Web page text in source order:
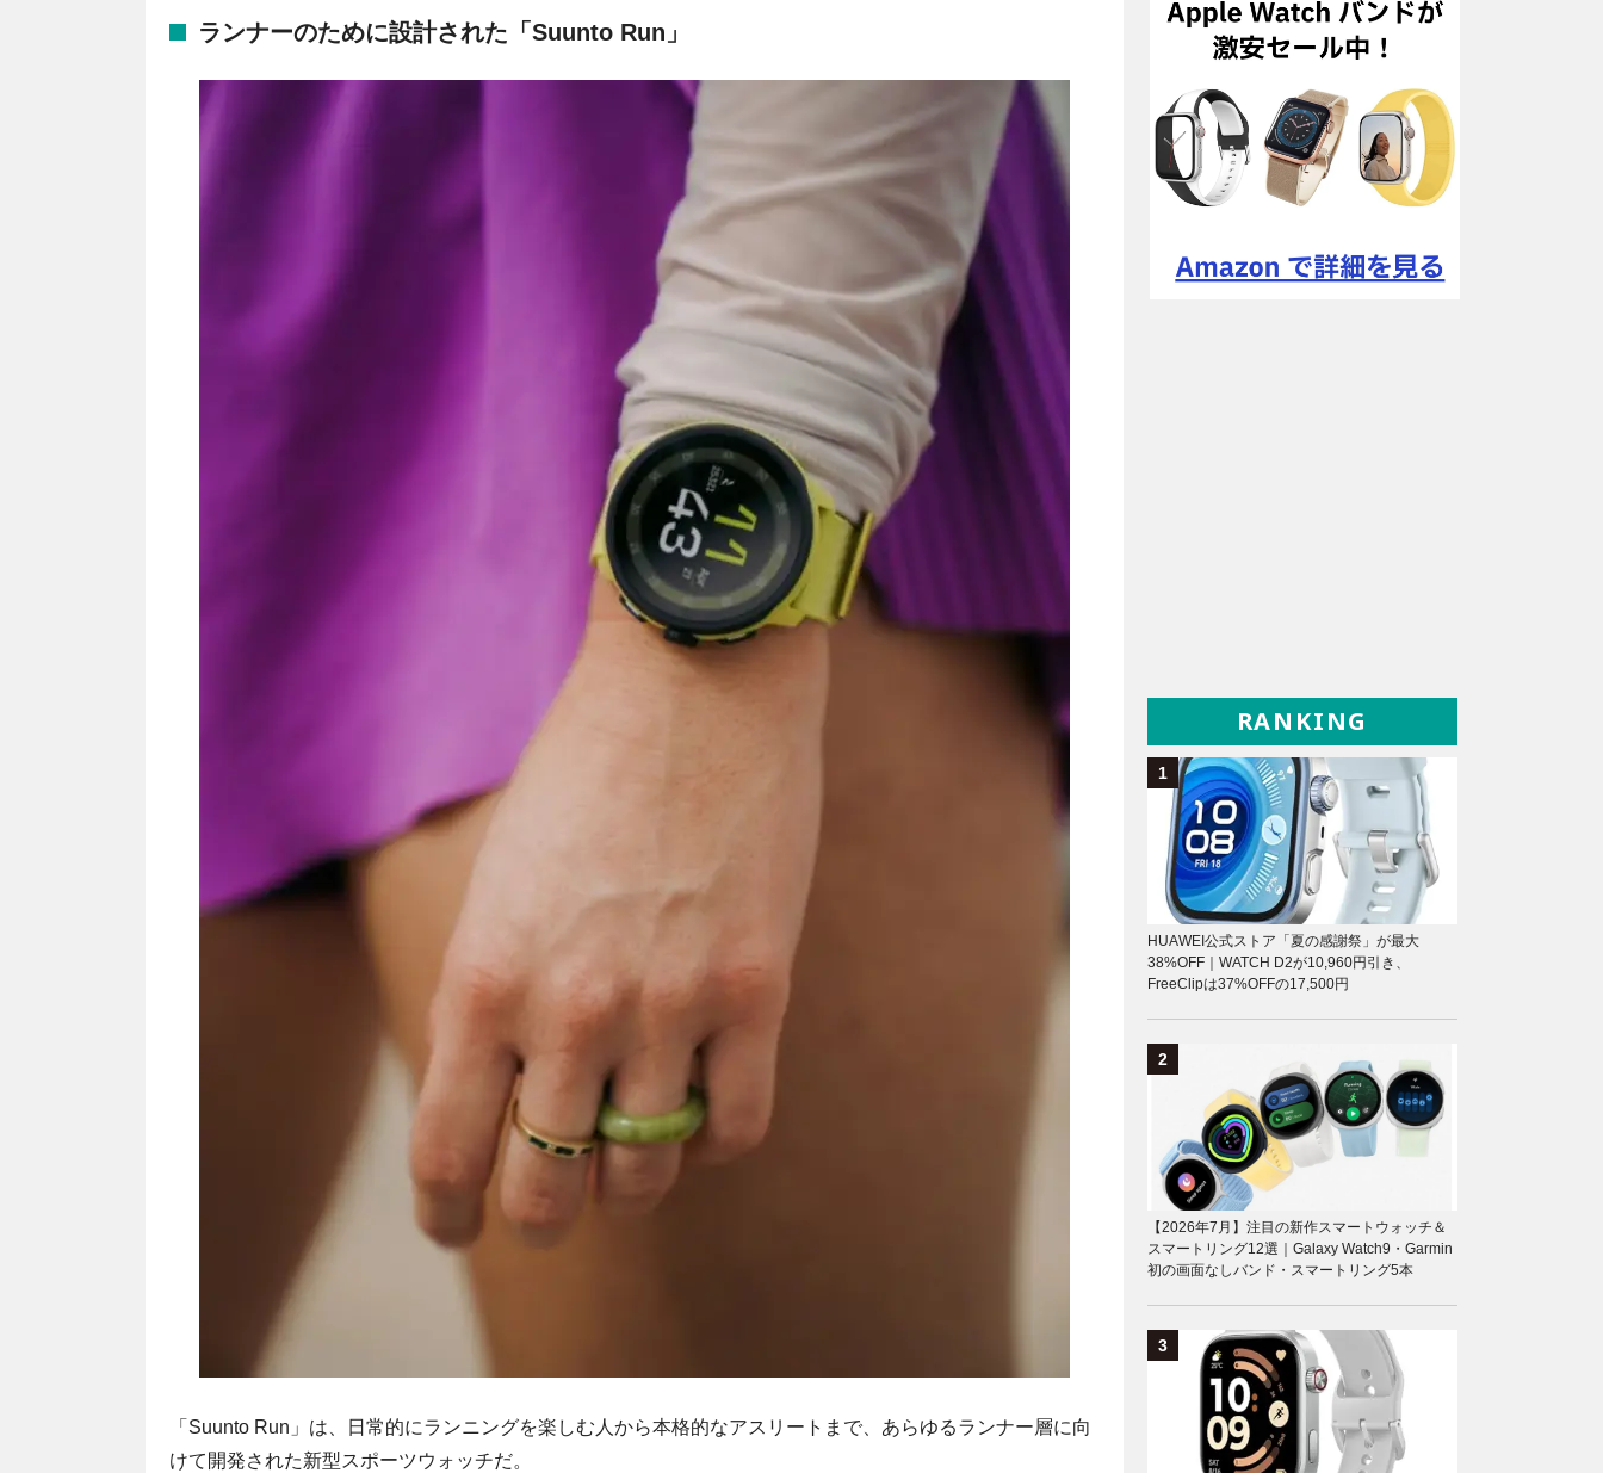
ランナーのために設計された「Suunto Run」
「Suunto Run」は、日常的にランニングを楽しむ人から本格的なアスリートまで、あらゆるランナー層に向
けて開発された新型スポーツウォッチだ。
RANKING
HUAWEI公式ストア「夏の感謝祭」が最大
38%OFF｜WATCH D2が10,960円引き、
FreeClipは37%OFFの17,500円
【2026年7月】注目の新作スマートウォッチ＆
スマートリング12選｜Galaxy Watch9・Garmin
初の画面なしバンド・スマートリング5本